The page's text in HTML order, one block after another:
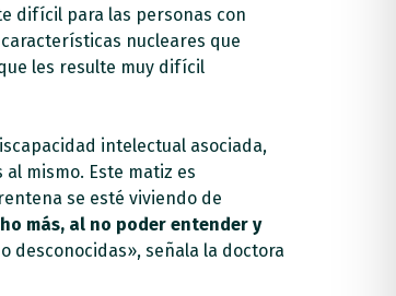
difícil para las personas con
nucleares que
les resulte muy difícil
intelectual asociada,
mismo. Este matiz es
se esté viviendo de
más, al no poder entender y
desconocidas», señala la doctora